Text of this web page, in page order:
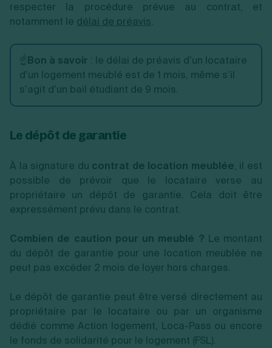
respecter la procédure prévue au contrat, et
notamment le délai de préavis.
☝️ Bon à savoir : le délai de préavis d’un locataire
d’un logement meublé est de 1 mois, même s’il
s’agit d’un bail étudiant de 9 mois.
Le dépôt de garantie
À la signature du contrat de location meublée, il est
possible de prévoir que le locataire verse au
propriétaire un dépôt de garantie. Cela doit être
expressément prévu dans le contrat.
Combien de caution pour un meublé ? Le montant
du dépôt de garantie pour une location meublée ne
peut pas excéder 2 mois de loyer hors charges.
Le dépôt de garantie peut être versé directement au
propriétaire par le locataire ou par un organisme
dédié comme Action logement, Loca-Pass ou encore
le fonds de solidarité pour le logement (FSL).